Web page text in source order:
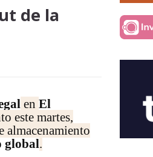
de la
en El
este martes,
almacenamiento
global.